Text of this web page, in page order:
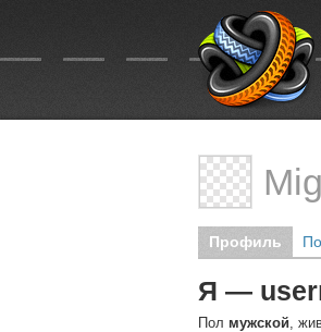
Профиль
Я —
Пол мужской,